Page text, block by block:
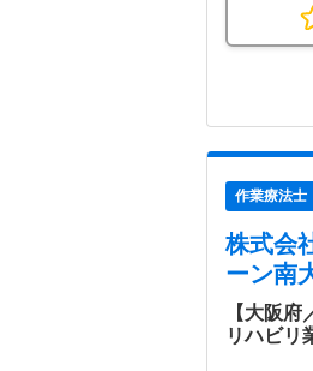
作業療法士
株式会
ーン南
【大阪
リハビリ